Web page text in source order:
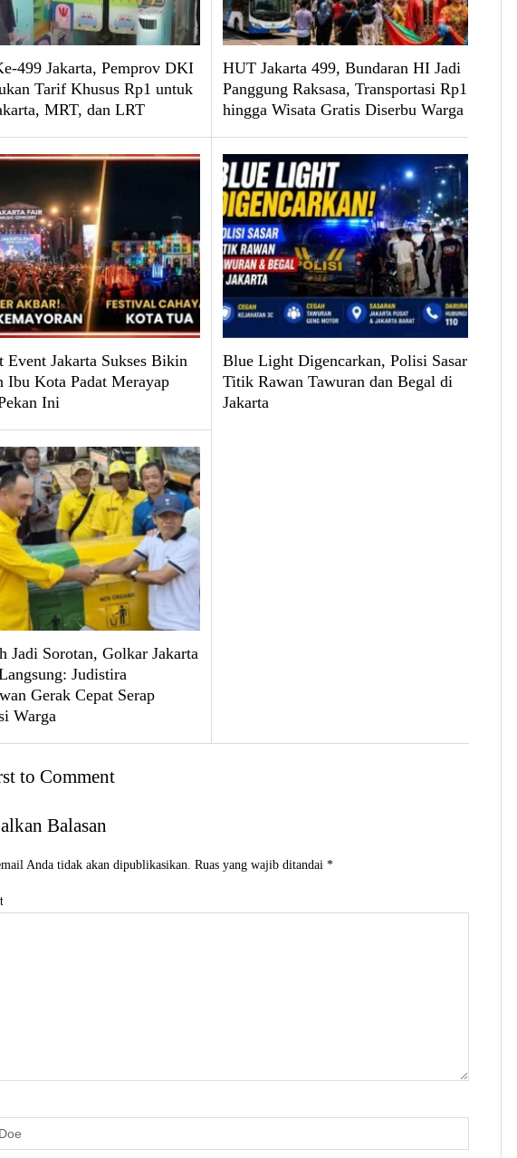
499 Jakarta, Pemprov DKI
Tarif Khusus Rp1 untuk
MRT, dan LRT
HUT Jakarta 499, Bundaran HI Jadi
Panggung Raksasa, Transportasi Rp1
hingga Wisata Gratis Diserbu Warga
Event Jakarta Sukses Bikin
Ibu Kota Padat Merayap
Ini
Blue Light Digencarkan, Polisi Sasar
Titik Rawan Tawuran dan Begal di
Jakarta
Jadi Sorotan, Golkar Jakarta
Judistira
Gerak Cepat Serap
Warga
to Comment
Balasan
Anda tidak akan dipublikasikan. Ruas yang wajib ditandai *